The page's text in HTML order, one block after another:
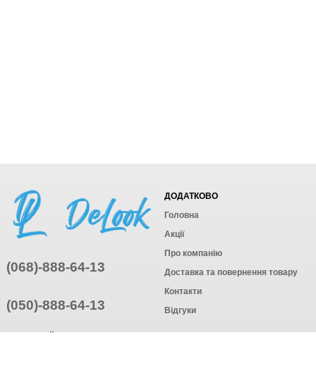
(068)-888-64-13
(050)-888-64-13
ДОДАТКОВО
Головна
Акції
Про компанію
Доставка та повернення товару
Контакти
Відгуки